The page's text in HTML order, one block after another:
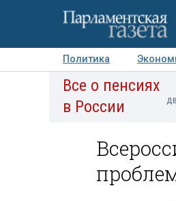
Политика
Авторы Персоны
Все о пенсиях
в России